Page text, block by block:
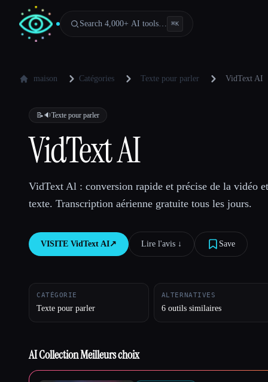
Search 4,000+ AI tools… ⌘K
maison Catégories Texte pour parler VidText AI
📝🔉Texte pour parler
VidText AI
VidText Al : conversion rapide et précise de la vidéo
texte. Transcription aérienne gratuite tous les jours.
VISITE VidText AI↗︎ Lire l'avis ↓︎ Save
CATÉGORIE
Texte pour parler
ALTERNATIVES
6 outils similaires
AI Collection Meilleurs choix